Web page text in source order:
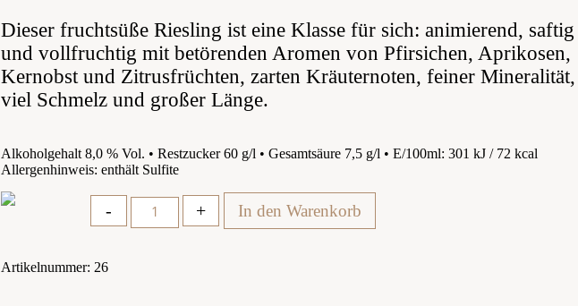
Dieser fruchtsüße Riesling ist eine Klasse für sich: animierend, saftig
und vollfruchtig mit betörenden Aromen von Pfirsichen, Aprikosen,
Kernobst und Zitrusfrüchten, zarten Kräuternoten, feiner Mineralität,
viel Schmelz und großer Länge.
Alkoholgehalt 8,0 % Vol. • Restzucker 60 g/l • Gesamtsäure 7,5 g/l • E/100ml: 301 kJ / 72 kcal
Allergenhinweis: enthält Sulfite
Quantity
- + In den Warenkorb
Artikelnummer: 26